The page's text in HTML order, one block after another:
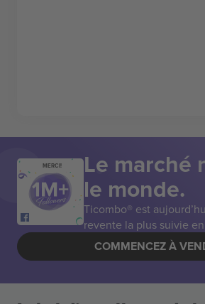
MERCI! Le marché
le monde.
Ticombo® est
revente la plus suivie
COMMENCEZ À